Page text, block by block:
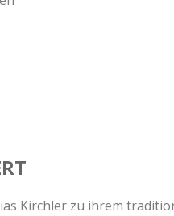
Kirchler zu ihrem